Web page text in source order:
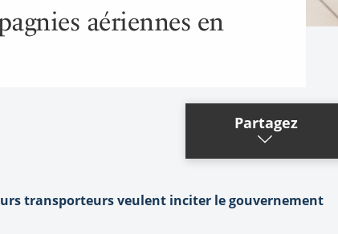
aériennes en
Partagez
transporteurs veulent inciter le gouvernement